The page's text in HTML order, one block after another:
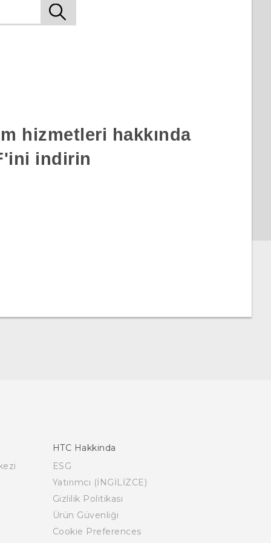
hizmetleri hakkında
indirin
HTC Hakkinda
ESG
Yatırımcı (İNGİLİZCE)
Gizlilik Politikası
Ürün Güvenliği
Cookie Preferences